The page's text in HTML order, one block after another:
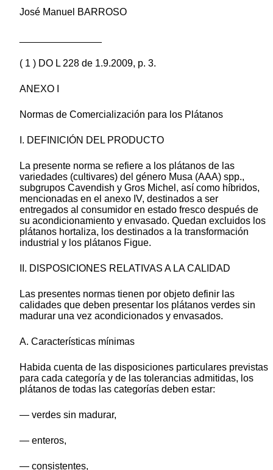
José Manuel BARROSO
( 1 ) DO L 228 de 1.9.2009, p. 3.
ANEXO I
Normas de Comercialización para los Plátanos
I. DEFINICIÓN DEL PRODUCTO
La presente norma se refiere a los plátanos de las
variedades (cultivares) del género Musa (AAA) spp.,
subgrupos Cavendish y Gros Michel, así como híbridos,
mencionadas en el anexo IV, destinados a ser
entregados al consumidor en estado fresco después de
su acondicionamiento y envasado. Quedan excluidos los
plátanos hortaliza, los destinados a la transformación
industrial y los plátanos Figue.
II. DISPOSICIONES RELATIVAS A LA CALIDAD
Las presentes normas tienen por objeto definir las
calidades que deben presentar los plátanos verdes sin
madurar una vez acondicionados y envasados.
A. Características mínimas
Habida cuenta de las disposiciones particulares previstas
para cada categoría y de las tolerancias admitidas, los
plátanos de todas las categorías deben estar:
— verdes sin madurar,
— enteros,
— consistentes,